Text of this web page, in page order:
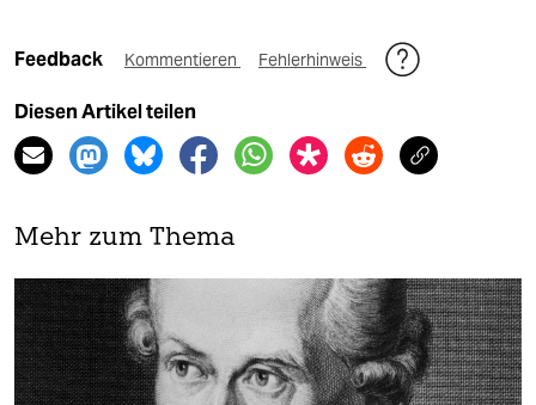
Feedback Kommentieren Fehlerhinweis
Diesen Artikel teilen
Mehr zum Thema